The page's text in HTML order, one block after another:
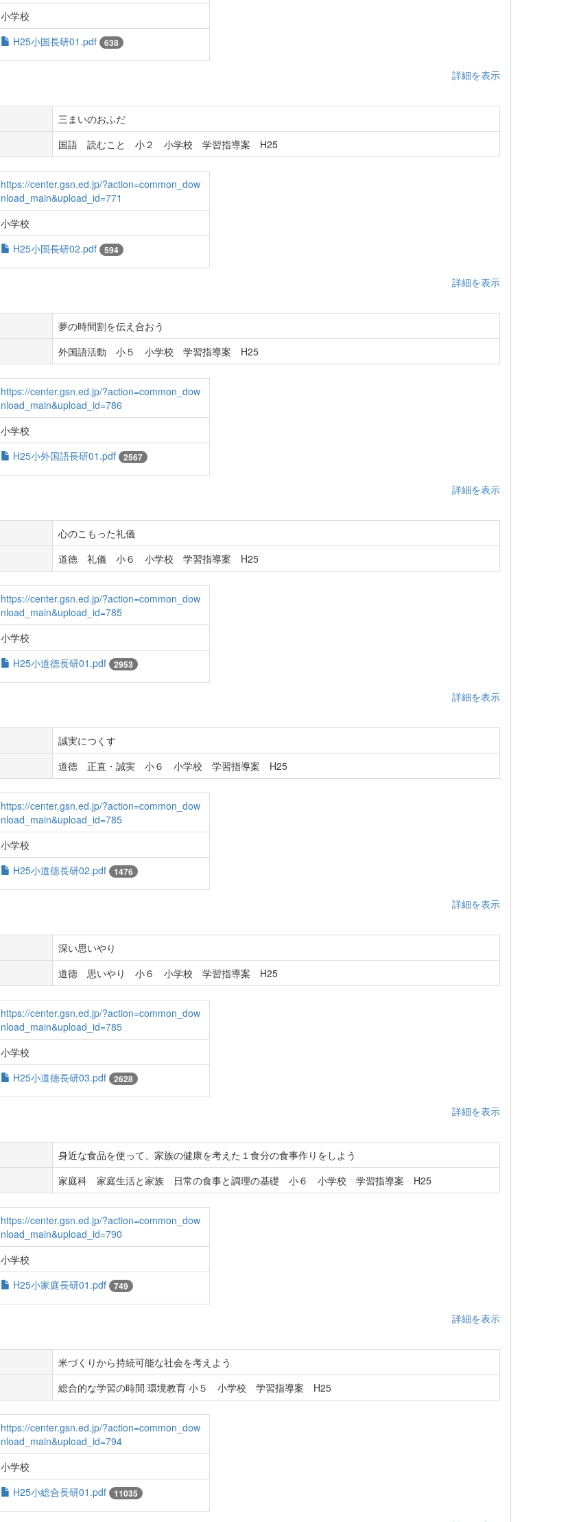
小学校
H25小国長研01.pdf 638
詳細を表示
三まいのおふだ
国語 読むこと 小２ 小学校 学習指導案 H25
https://center.gsn.ed.jp/?action=common_dow
nload_main&upload_id=771
小学校
H25小国長研02.pdf 594
詳細を表示
夢の時間割を伝え合おう
外国語活動 小５ 小学校 学習指導案 H25
https://center.gsn.ed.jp/?action=common_dow
nload_main&upload_id=786
小学校
H25小外国語長研01.pdf 2567
詳細を表示
心のこもった礼儀
道徳 礼儀 小６ 小学校 学習指導案 H25
https://center.gsn.ed.jp/?action=common_dow
nload_main&upload_id=785
小学校
H25小道徳長研01.pdf 2953
詳細を表示
誠実につくす
道徳 正直・誠実 小６ 小学校 学習指導案 H25
https://center.gsn.ed.jp/?action=common_dow
nload_main&upload_id=785
小学校
H25小道徳長研02.pdf 1476
詳細を表示
深い思いやり
道徳 思いやり 小６ 小学校 学習指導案 H25
https://center.gsn.ed.jp/?action=common_dow
nload_main&upload_id=785
小学校
H25小道徳長研03.pdf 2628
詳細を表示
身近な食品を使って、家族の健康を考えた１食分の食事作りをしよう
家庭科 家庭生活と家族 日常の食事と調理の基礎 小６ 小学校 学習指導案 H25
https://center.gsn.ed.jp/?action=common_dow
nload_main&upload_id=790
小学校
H25小家庭長研01.pdf 749
詳細を表示
米づくりから持続可能な社会を考えよう
総合的な学習の時間 環境教育 小５ 小学校 学習指導案 H25
https://center.gsn.ed.jp/?action=common_dow
nload_main&upload_id=794
小学校
H25小総合長研01.pdf 11035